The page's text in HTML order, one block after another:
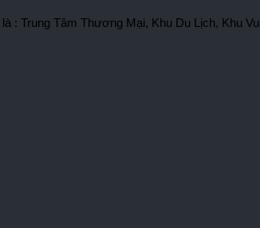
: Trung Tâm Thương Mại, Khu Du Lịch, Khu